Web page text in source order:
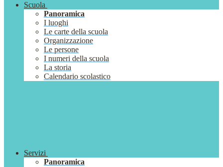
Scuola
Panoramica
I luoghi
Le carte della scuola
Organizzazione
Le persone
I numeri della scuola
La storia
Calendario scolastico
Servizi
Panoramica